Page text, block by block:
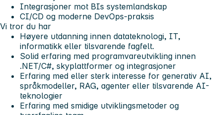
Integrasjoner mot BIs systemlandskap
CI/CD og moderne DevOps-praksis
Vi tror du har
Høyere utdanning innen datateknologi, IT,
informatikk eller tilsvarende fagfelt.
Solid erfaring med programvareutvikling innen
.NET/C#, skyplattformer og integrasjoner
Erfaring med eller sterk interesse for generativ AI,
språkmodeller, RAG, agenter eller tilsvarende AI-
teknologier
Erfaring med smidige utviklingsmetoder og